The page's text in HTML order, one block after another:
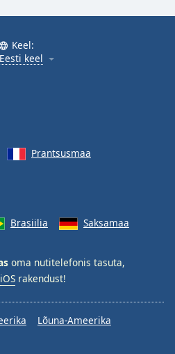
Keel:
Eesti keel
Prantsusmaa
Brasiilia Saksamaa
oma nutitelefonis tasuta,
iOS rakendust!
Lõuna-Ameerika